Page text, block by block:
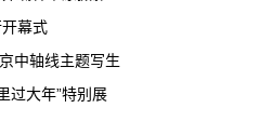
幕式
中轴线主题写生
过大年”特别展